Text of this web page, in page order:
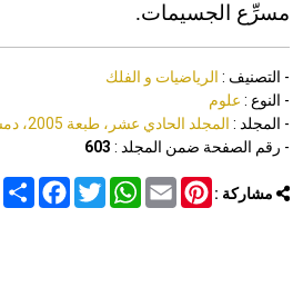
مسرِّع الجسيمات.
- التصنيف : الرياضيات و الفلك
- النوع : علوم
- المجلد : المجلد الحادي عشر، طبعة 2005، دمشق
- رقم الصفحة ضمن المجلد : 603
مشاركة : Share
FacebookTwitter
WhatsAppEmail
Pinterest